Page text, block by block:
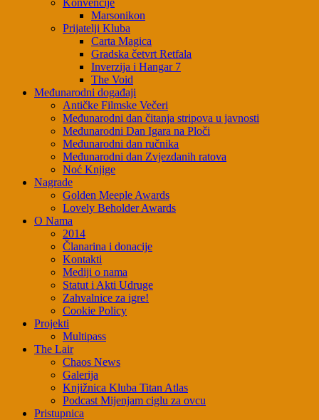
Konvencije
Marsonikon
Prijatelji Kluba
Carta Magica
Gradska četvrt Retfala
Inverzija i Hangar 7
The Void
Međunarodni događaji
Antičke Filmske Večeri
Međunarodni dan čitanja stripova u javnosti
Međunarodni Dan Igara na Ploči
Međunarodni dan ručnika
Međunarodni dan Zvjezdanih ratova
Noć Knjige
Nagrade
Golden Meeple Awards
Lovely Beholder Awards
O Nama
2014
Članarina i donacije
Kontakti
Mediji o nama
Statut i Akti Udruge
Zahvalnice za igre!
Cookie Policy
Projekti
Multipass
The Lair
Chaos News
Galerija
Knjižnica Kluba Titan Atlas
Podcast Mijenjam ciglu za ovcu
Pristupnica